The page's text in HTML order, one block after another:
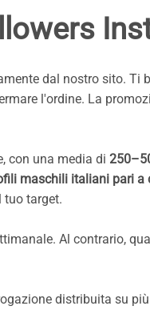
dal nostro sito.
l'ordine. La
con una media di
maschili italiani pari a
tuo target.
Al contrario,
distribuita su